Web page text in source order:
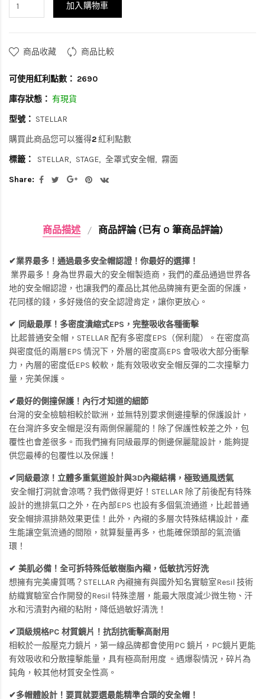
加入購物車
商品收藏 商品比較
可使用紅利點數： 2690
庫存狀態： 有現貨
型號： STELLAR
購買此商品您可以獲得2紅利點數
標籤：
STELLAR STAGE 全罩式安全帽
霧面
Share:
商品描述 商品評論 (已有 0 筆商品評論)
✔業界最多！通過最多安全帽認證！你最好的選擇！
業界最多！身為世界最大的安全帽製造商，我們的產品通過世界各
地的安全帽認證，也讓我們的產品比其他品牌擁有更全面的保護，
花同樣的錢，多好幾倍的安全認證肯定，讓你更放心。
✔ 同級最厚！多密度潰縮式EPS，完整吸收各種衝擊
比起普通安全帽，STELLAR 配有多密度EPS（保利龍）。在密度高
與密度低的兩層EPS 情況下，外層的密度高EPS 會吸收大部分衝擊
力，內層的密度低EPS 較軟，能有效吸收安全帽反彈的二次撞擊力
量，完美保護。
✔最好的側撞保護！內行才知道的細節
台灣的安全檢驗相較於歐洲，並無特別要求側邊撞擊的保護設計，
在台灣許多安全帽是沒有兩側保麗龍的！除了保護性較差之外，包
覆性也會差很多。而我們擁有同級最厚的側邊保麗龍設計，能夠提
供您最棒的包覆性以及保護！
✔同級最涼！立體多重氣道設計與3D內襯結構，極致通風透氣
安全帽打洞就會涼嗎？我們做得更好！STELLAR 除了前後配有特殊
設計的進排氣口之外，在內部EPS 也設有多個氣流通道，比起普通
安全帽排濕排熱效果更佳！此外，內襯的多層次特殊結構設計，產
生能讓空氣流通的間隙，就算髮量再多，也能確保頭部的氣流循
環！
✔ 美肌必備！全可拆特殊低敏樹脂內襯，低敏抗污好洗
想擁有完美膚質嗎？STELLAR 內襯擁有與國外知名實驗室Resil 技術
紡織實驗室合作開發的Resil 特殊塗層，能最大限度減少微生物、汗
水和污漬對內襯的粘附，降低過敏好清洗！
✔頂級規格PC 材質鏡片！抗刮抗衝擊高耐用
相較於一般壓克力鏡片，第一線品牌都會使用PC 鏡片，PC鏡片更能
有效吸收和分散撞擊能量，具有極高耐用度 。遇爆裂情況，碎片為
鈍角，較其他材質安全性高。
✔多帽體設計！要買就要選最能精準合頭的安全帽！